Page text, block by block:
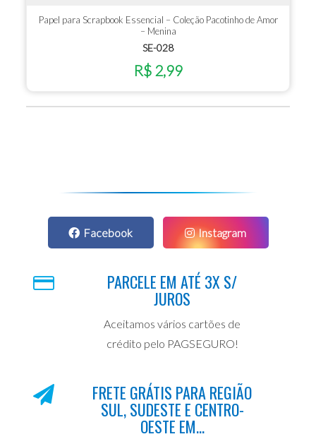
Papel para Scrapbook Essencial – Coleção Pacotinho de Amor
– Menina
SE-028
R$ 2,99
Facebook Instagram
PARCELE EM ATÉ 3X S/
JUROS
Aceitamos vários cartões de
crédito pelo PAGSEGURO!
FRETE GRÁTIS PARA REGIÃO
SUL, SUDESTE E CENTRO-
OESTE EM...